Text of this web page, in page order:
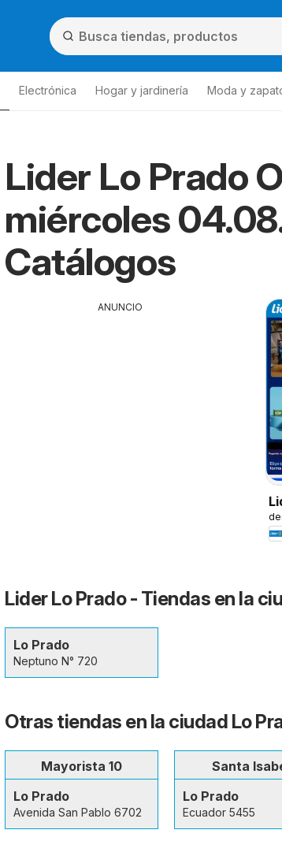
Electrónica Hogar y jardinería Moda y
Lider Lo Prado
miércoles
Catálogos
ANUNCIO
Lider Lo Prado - Tiendas en la
Lo Prado
Neptuno N° 720
Otras tiendas en la ciudad Lo
Mayorista 10
Lo Prado
Avenida San Pablo 6702
Santa
Lo Prado
Ecuador 5455